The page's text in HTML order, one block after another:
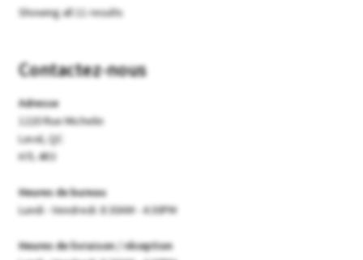
Showing all 11 results
Contactez-nous
Adresse
1220 Rue Michelin
Laval, QC
H7L 4R3
Heures de bureau
Lundi - Vendredi: 8:30AM - 4:30PM
Heures de livraison / réception